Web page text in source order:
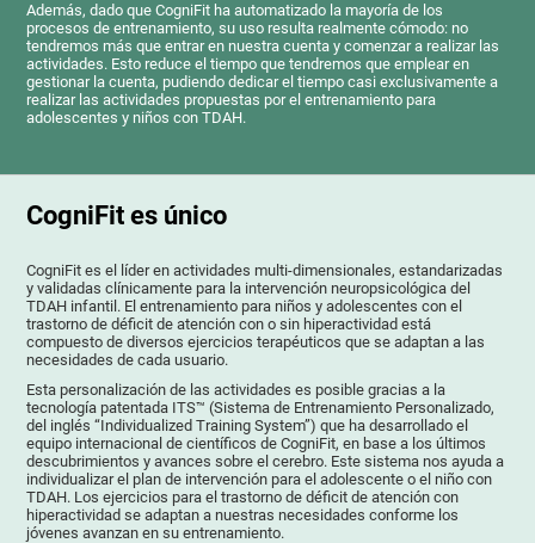
Además, dado que CogniFit ha automatizado la mayoría de los
procesos de entrenamiento, su uso resulta realmente cómodo: no
tendremos más que entrar en nuestra cuenta y comenzar a realizar las
actividades. Esto reduce el tiempo que tendremos que emplear en
gestionar la cuenta, pudiendo dedicar el tiempo casi exclusivamente a
realizar las actividades propuestas por el entrenamiento para
adolescentes y niños con TDAH.
CogniFit es único
CogniFit es el líder en actividades multi-dimensionales, estandarizadas
y validadas clínicamente para la intervención neuropsicológica del
TDAH infantil. El entrenamiento para niños y adolescentes con el
trastorno de déficit de atención con o sin hiperactividad está
compuesto de diversos ejercicios terapéuticos que se adaptan a las
necesidades de cada usuario.
Esta personalización de las actividades es posible gracias a la
tecnología patentada ITS™ (Sistema de Entrenamiento Personalizado,
del inglés “Individualized Training System”) que ha desarrollado el
equipo internacional de científicos de CogniFit, en base a los últimos
descubrimientos y avances sobre el cerebro. Este sistema nos ayuda a
individualizar el plan de intervención para el adolescente o el niño con
TDAH. Los ejercicios para el trastorno de déficit de atención con
hiperactividad se adaptan a nuestras necesidades conforme los
jóvenes avanzan en su entrenamiento.